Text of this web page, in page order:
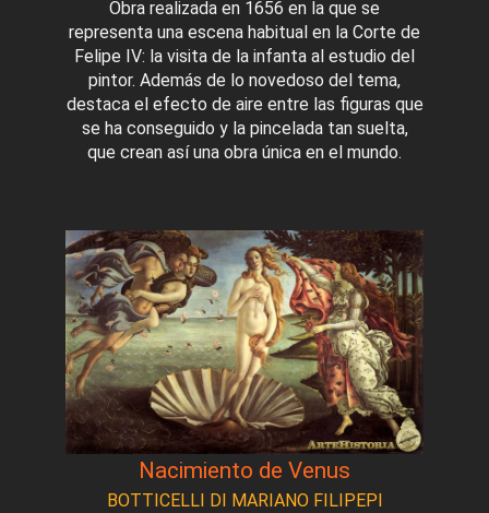
Obra realizada en 1656 en la que se
representa una escena habitual en la Corte de
Felipe IV: la visita de la infanta al estudio del
pintor. Además de lo novedoso del tema,
destaca el efecto de aire entre las figuras que
se ha conseguido y la pincelada tan suelta,
que crean así una obra única en el mundo.
Nacimiento de Venus
BOTTICELLI DI MARIANO FILIPEPI